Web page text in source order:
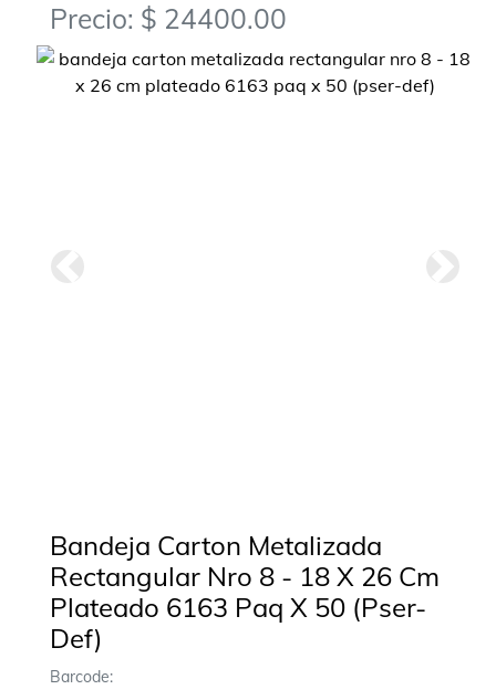
Precio: $ 24400.00
Bandeja Carton Metalizada
Rectangular Nro 8 - 18 X 26 Cm
Plateado 6163 Paq X 50 (Pser-
Def)
Barcode: